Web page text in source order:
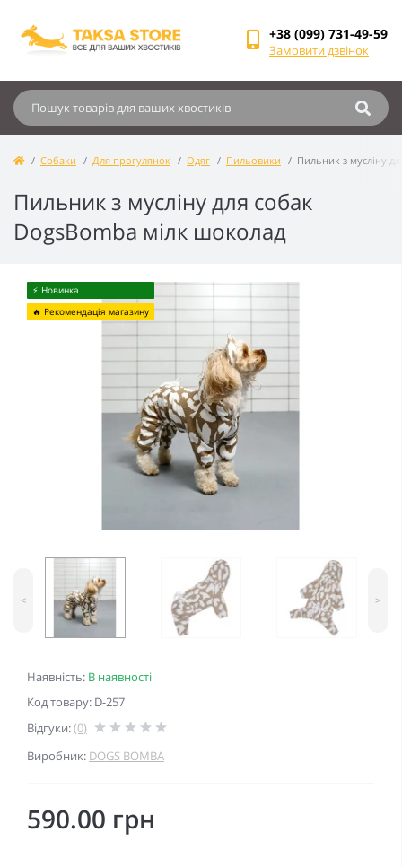
+38 (099) 731-49-59
Замовити дзвінок
Собаки Для прогулянок Одяг Пильовики Пильник з мусліну
Пильник з мусліну для собак
DogsBomba мілк шоколад
Наявність: В наявності
Код товару: D-257
Відгуки:(0)
Виробник: DOGS BOMBA
⚡️ Новинка
🔥 Рекомендація магазину
< >
590.00 грн